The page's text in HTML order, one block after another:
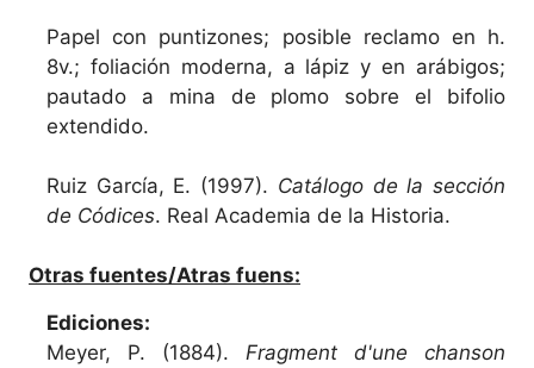
Papel con puntizones; posible reclamo en h.
8v.; foliación moderna, a lápiz y en arábigos;
pautado a mina de plomo sobre el bifolio
extendido.
Ruiz García, E. (1997). Catálogo de la sección
de Códices. Real Academia de la Historia.
Otras fuentes/Atras fuens:
Ediciones:
Meyer, P. (1884). Fragment d'une chanson